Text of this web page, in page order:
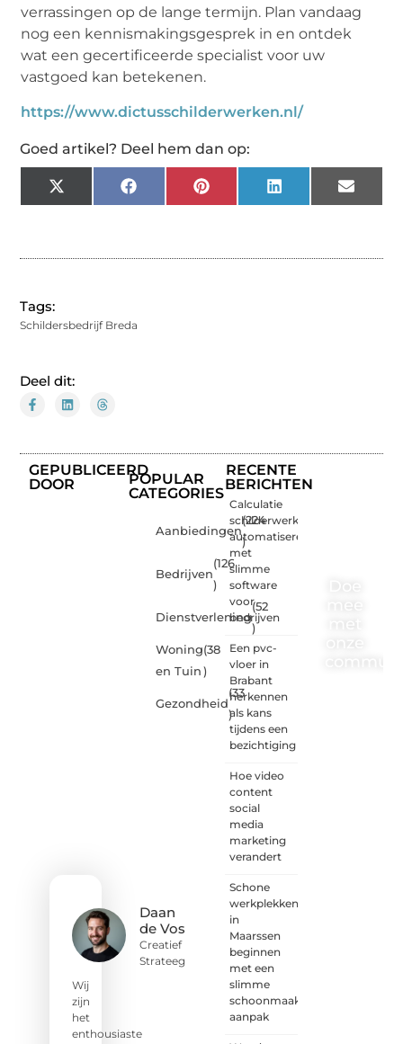
verrassingen op de lange termijn. Plan vandaag
nog een kennismakingsgesprek in en ontdek
wat een gecertificeerde specialist voor uw
vastgoed kan betekenen.
https://www.dictusschilderwerken.nl/
Goed artikel? Deel hem dan op:
X
(Twitter)
Facebook Pinterest LinkedIn Email
Tags:
Schildersbedrijf Breda
Deel dit:
GEPUBLICEERD
DOOR
Daan
de Vos
Creatief
Strateeg
Wij
zijn
het
enthousiaste
POPULAR
CATEGORIES
Aanbiedingen
(224
)
Bedrijven
(126
)
Dienstverlening
(52
)
Woning
en Tuin
(38
)
Gezondheid
(33
)
RECENTE
BERICHTEN
Calculatie
schilderwerk
automatiseren
met
slimme
software
voor
bedrijven
Een pvc-
vloer in
Brabant
herkennen
als kans
tijdens een
bezichtiging
Hoe video
content
social
media
marketing
verandert
Schone
werkplekken
in
Maarssen
beginnen
met een
slimme
schoonmaak
aanpak